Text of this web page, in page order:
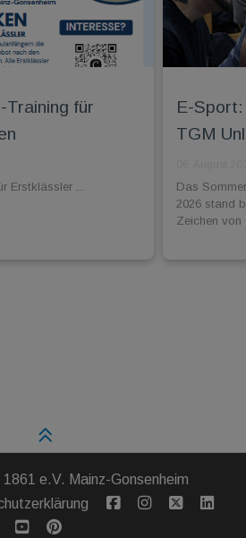
Training für
Erstklässler ...
E-Sport:
TGM
Das
2026 stand
Zeichen von
1861 e.V. Mainz-Gonsenheim